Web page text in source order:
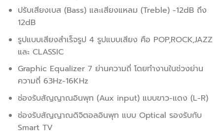
ปรับเสียงเบส (Bass) และเสียงแหลม (Treble) -12dB ถึง
12dB
รูปแบบเสียงสำเร็จรูป 4 รูปแบบเสียง คือ POP,ROCK,JAZZ
และ CLASSIC
Graphic Equalizer 7 ย่านความถี่ โดยทำงานในช่วงย่าน
ความถี่ 63Hz-16KHz
ช่องรับสัญญาณอินพุท (Aux input) แบบขาว-แดง (L-R)
ช่องรับสัญญาณดิจิตอลอินพุท แบบ Optical รองรับกับ
Smart TV